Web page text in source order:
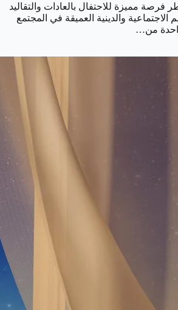
مميزة للاحتفال بالعادات والتقاليد
الاجتماعية والدينية العميقة في المجتمع
من…